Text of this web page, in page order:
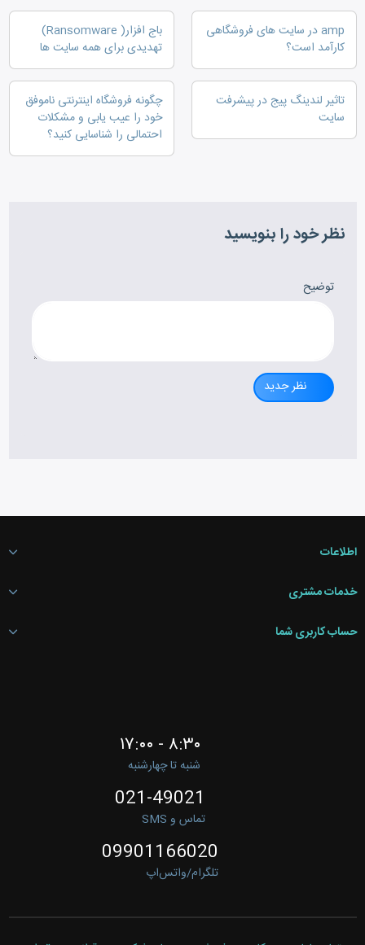
amp در سایت های فروشگاهی
کارآمد است؟
باج افزار( Ransomware)
تهدیدی برای همه سایت ها
تاثیر لندینگ پیج در پیشرفت
سایت
چگونه فروشگاه اینترنتی ناموفق
خود را عیب یابی و مشکلات
احتمالی را شناسایی کنید؟
نظر خود را بنویسید
توضیح
نظر جدید
اطلاعات
خدمات مشتری
حساب کاربری شما
۸:۳۰ - ۱۷:۰۰
شنبه تا چهارشنبه
021-49021
تماس و SMS
09901166020
تلگرام/واتس‌اپ